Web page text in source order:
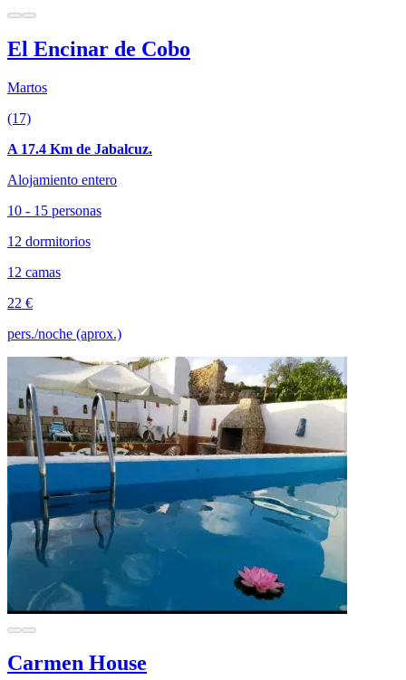
El Encinar de Cobo
Martos
(17)
A 17.4 Km de Jabalcuz.
Alojamiento entero
10 - 15 personas
12 dormitorios
12 camas
22 €
pers./noche (aprox.)
Carmen House